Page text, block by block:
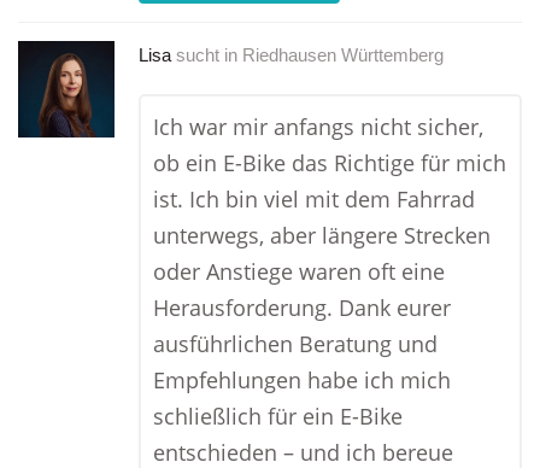
Lisa sucht in Riedhausen Württemberg
Ich war mir anfangs nicht sicher,
ob ein E-Bike das Richtige für mich
ist. Ich bin viel mit dem Fahrrad
unterwegs, aber längere Strecken
oder Anstiege waren oft eine
Herausforderung. Dank eurer
ausführlichen Beratung und
Empfehlungen habe ich mich
schließlich für ein E-Bike
entschieden – und ich bereue